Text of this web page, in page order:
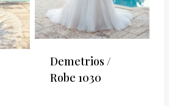
Demetrios /
Robe 1030